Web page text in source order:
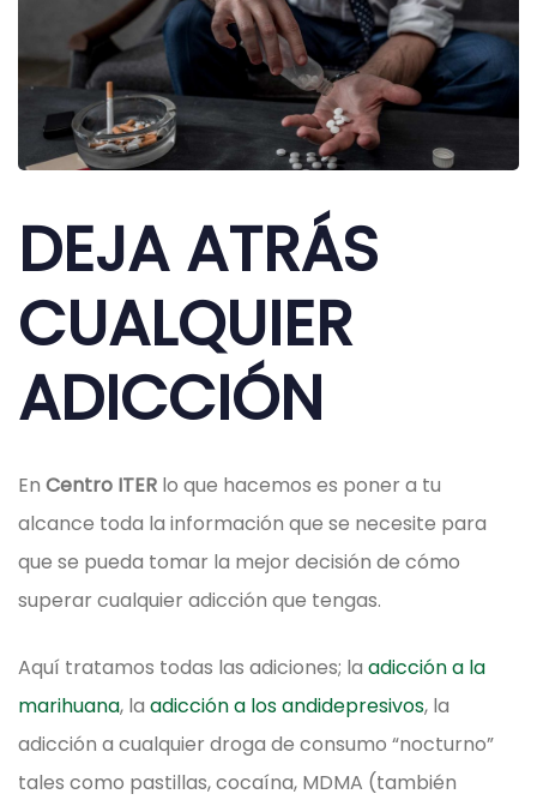
DEJA ATRÁS
CUALQUIER
ADICCIÓN
En Centro ITER lo que hacemos es poner a tu
alcance toda la información que se necesite para
que se pueda tomar la mejor decisión de cómo
superar cualquier adicción que tengas.
Aquí tratamos todas las adiciones; la adicción a la
marihuana, la adicción a los andidepresivos, la
adicción a cualquier droga de consumo “nocturno”
tales como pastillas, cocaína, MDMA (también